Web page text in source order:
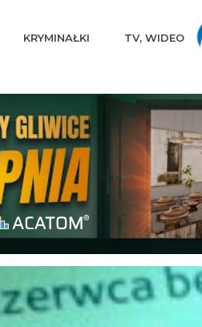
KRYMINAŁKI TV, WIDEO